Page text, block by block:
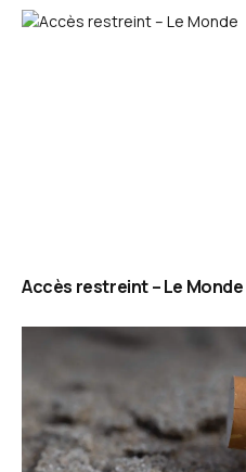
Accès restreint – Le Monde